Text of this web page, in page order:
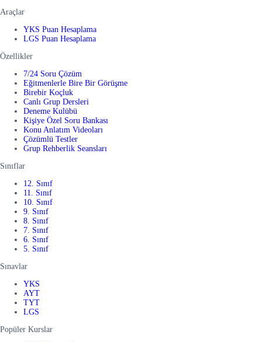
Araçlar
YKS Puan Hesaplama
LGS Puan Hesaplama
Özellikler
7/24 Soru Çözüm
Eğitmenlerle Bire Bir Görüşme
Birebir Koçluk
Canlı Grup Dersleri
Deneme Kulübü
Kişiye Özel Soru Bankası
Konu Anlatım Videoları
Çözümlü Testler
Grup Rehberlik Seansları
Sınıflar
12. Sınıf
11. Sınıf
10. Sınıf
9. Sınıf
8. Sınıf
7. Sınıf
6. Sınıf
5. Sınıf
Sınavlar
YKS
AYT
TYT
LGS
Popüler Kurslar